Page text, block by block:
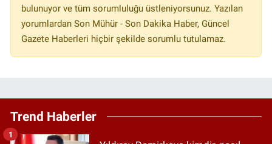
bulunuyor ve tüm sorumluluğu üstleniyorsunuz. Yazılan
yorumlardan Son Mühür - Son Dakika Haber, Güncel
Gazete Haberleri hiçbir şekilde sorumlu tutulamaz.
Trend Haberler
1